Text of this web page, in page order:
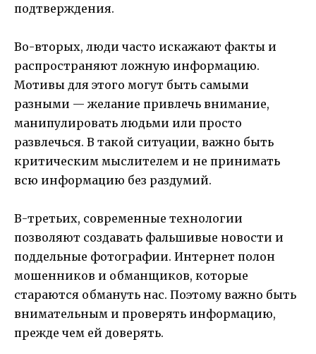
подтверждения.
Во-вторых, люди часто искажают факты и
распространяют ложную информацию.
Мотивы для этого могут быть самыми
разными — желание привлечь внимание,
манипулировать людьми или просто
развлечься. В такой ситуации, важно быть
критическим мыслителем и не принимать
всю информацию без раздумий.
В-третьих, современные технологии
позволяют создавать фальшивые новости и
поддельные фотографии. Интернет полон
мошенников и обманщиков, которые
стараются обмануть нас. Поэтому важно быть
внимательным и проверять информацию,
прежде чем ей доверять.